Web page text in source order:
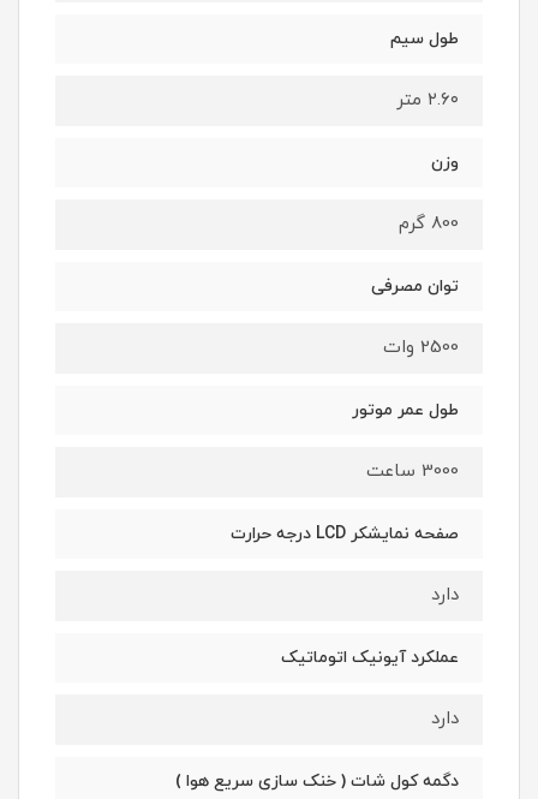
طول سیم
۲.۶۰ متر
وزن
800 گرم
توان مصرفی
2500 وات
طول عمر موتور
3000 ساعت
صفحه نمایشکر LCD درجه حرارت
دارد
عملکرد آیونیک اتوماتیک
دارد
دگمه کول شات ( خنک سازی سریع هوا )